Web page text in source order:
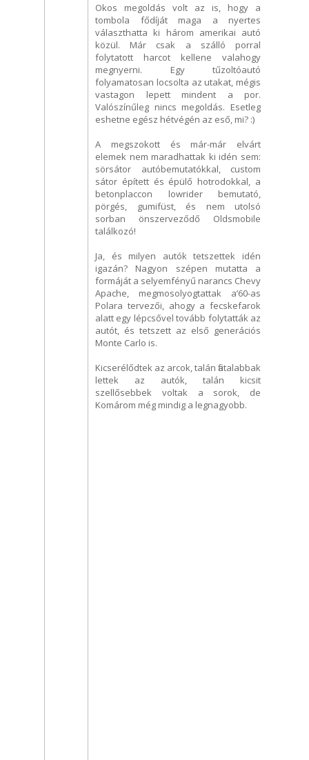
Okos megoldás volt az is, hogy a
tombola fődíját maga a nyertes
választhatta ki három amerikai autó
közül. Már csak a szálló porral
folytatott harcot kellene valahogy
megnyerni. Egy tűzoltóautó
folyamatosan locsolta az utakat, mégis
vastagon lepett mindent a por.
Valószínűleg nincs megoldás. Esetleg
eshetne egész hétvégén az eső, mi? :)
A megszokott és már-már elvárt
elemek nem maradhattak ki idén sem:
sörsátor autóbemutatókkal, custom
sátor épített és épülő hotrodokkal, a
betonplaccon lowrider bemutató,
pörgés, gumifüst, és nem utolsó
sorban önszerveződő Oldsmobile
találkozó!
Ja, és milyen autók tetszettek idén
igazán? Nagyon szépen mutatta a
formáját a selyemfényű narancs Chevy
Apache, megmosolyogtattak a’60-as
Polara tervezői, ahogy a fecskefarok
alatt egy lépcsővel tovább folytatták az
autót, és tetszett az első generációs
Monte Carlo is.
Kicserélődtek az arcok, talán fiatalabbak
lettek az autók, talán kicsit
szellősebbek voltak a sorok, de
Komárom még mindig a legnagyobb.